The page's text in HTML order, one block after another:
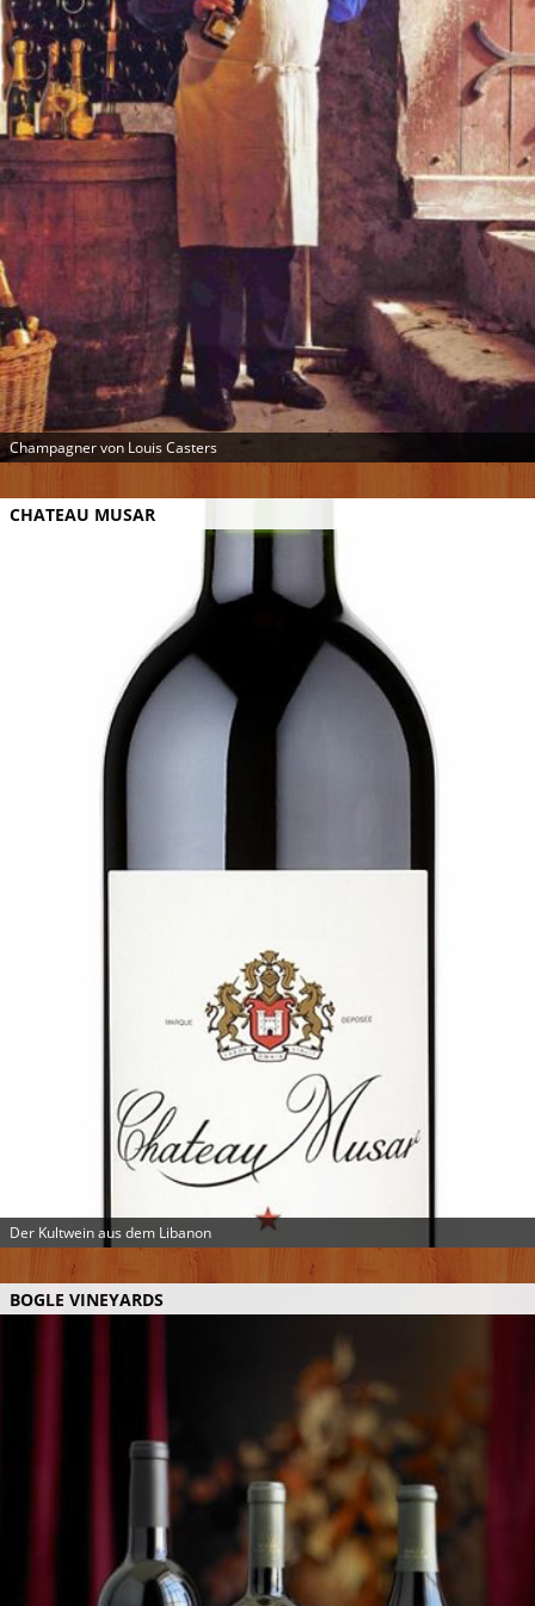
Champagner von Louis Casters
CHATEAU MUSAR
Der Kultwein aus dem Libanon
BOGLE VINEYARDS